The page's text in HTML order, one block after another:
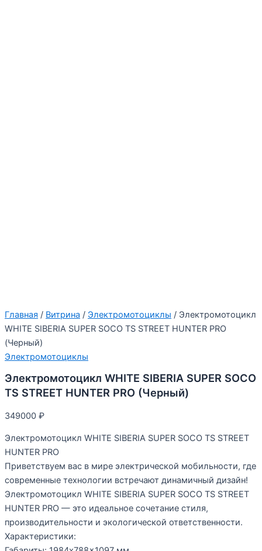
Главная / Витрина / Электромотоциклы / Электромотоцикл
WHITE SIBERIA SUPER SOCO TS STREET HUNTER PRO
(Черный)
Электромотоциклы
Электромотоцикл WHITE SIBERIA SUPER SOCO
TS STREET HUNTER PRO (Черный)
349000 ₽
Электромотоцикл WHITE SIBERIA SUPER SOCO TS STREET
HUNTER PRO
Приветствуем вас в мире электрической мобильности, где
современные технологии встречают динамичный дизайн!
Электромотоцикл WHITE SIBERIA SUPER SOCO TS STREET
HUNTER PRO — это идеальное сочетание стиля,
производительности и экологической ответственности.
Характеристики: